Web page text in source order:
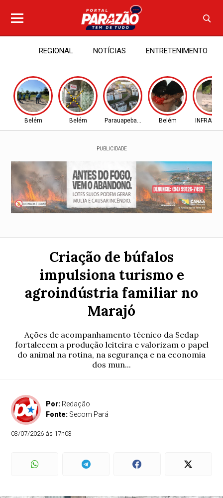
REGIONAL NOTÍCIAS ENTRETENIMENTO
Belém Belém Parauapebas - PA Belém
PUBLICIDADE
Criação de búfalos
impulsiona turismo e
agroindústria familiar no
Marajó
Ações de acompanhamento técnico da Sedap
fortalecem a produção leiteira e valorizam o papel
do animal na rotina, na segurança e na economia
dos mun...
Por: Redação
Fonte: Secom Pará
03/07/2026 às 17h03